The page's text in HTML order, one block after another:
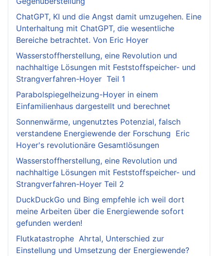
ChatGPT, KI und die Angst damit umzugehen. Eine
Unterhaltung mit ChatGPT, die wesentliche
Bereiche betrachtet. Von Eric Hoyer
Wasserstoffherstellung, eine Revolution und
nachhaltige Lösungen mit Feststoffspeicher- und
Strangverfahren-Hoyer Teil 1
Parabolspiegelheizung-Hoyer in einem
Einfamilienhaus dargestellt und berechnet
Sonnenwärme, ungenutztes Potenzial, falsch
verstandene Energiewende der Forschung Eric
Hoyer's revolutionäre Gesamtlösungen
Wasserstoffherstellung, eine Revolution und
nachhaltige Lösungen mit Feststoffspeicher- und
Strangverfahren-Hoyer Teil 2
DuckDuckGo und Bing empfehle ich weil dort
meine Arbeiten über die Energiewende sofort
gefunden werden!
Flutkatastrophe Ahrtal, Unterschied zur
Einstellung und Umsetzung der Energiewende?